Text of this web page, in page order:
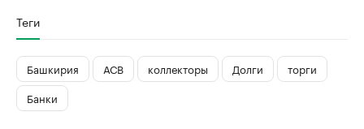
Теги
Башкирия АСВ коллекторы Долги
торги
Банки